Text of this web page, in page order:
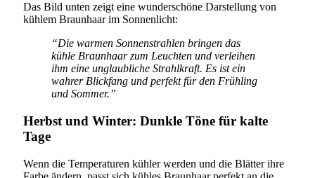
Das Bild unten zeigt eine wunderschöne Darstellung von
kühlem Braunhaar im Sonnenlicht:
“Die warmen Sonnenstrahlen bringen das
kühle Braunhaar zum Leuchten und verleihen
ihm eine unglaubliche Strahlkraft. Es ist ein
wahrer Blickfang und perfekt für den Frühling
und Sommer.”
Herbst und Winter: Dunkle Töne für kalte
Tage
Wenn die Temperaturen kühler werden und die Blätter ihre